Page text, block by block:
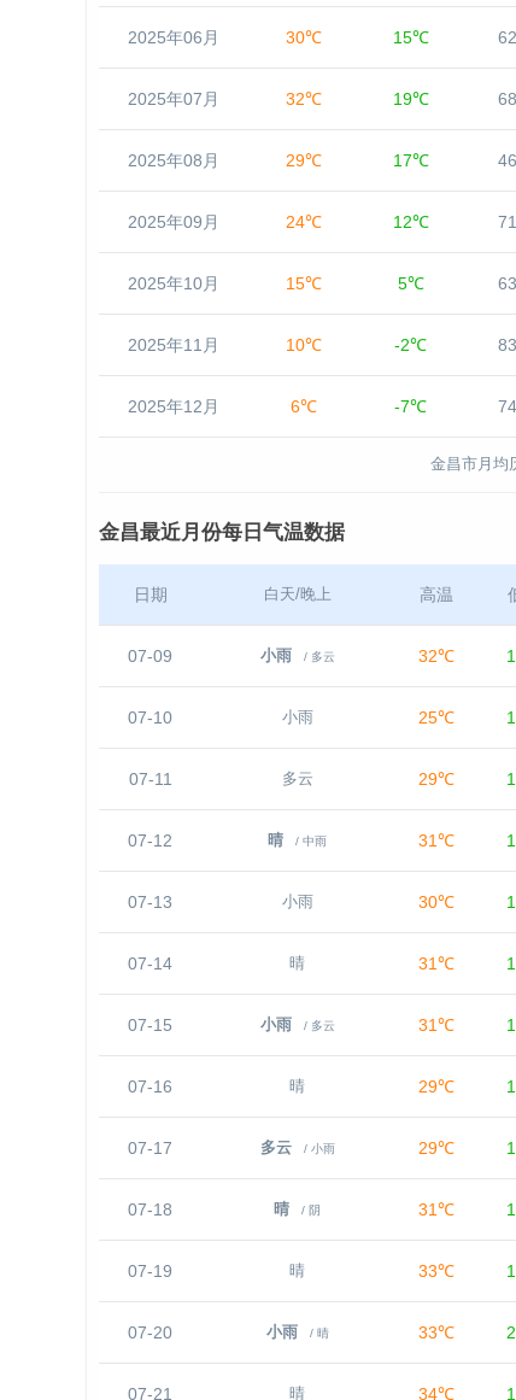
2025年06月 30℃ 15℃
2025年07月 32℃ 19℃
2025年08月 29℃ 17℃
2025年09月 24℃ 12℃
2025年10月 15℃ 5℃
2025年11月 10℃ -2℃
2025年12月 6℃ -7℃
金昌市月均
金昌最近月份每日气温数据
日期 白天/晚上 高温
07-09 小雨 / 多云 32℃
07-10 小雨 25℃
07-11 多云 29℃
07-12 晴 / 中雨 31℃
07-13 小雨 30℃
07-14 晴 31℃
07-15 小雨 / 多云 31℃
07-16 晴 29℃
07-17 多云 / 小雨 29℃
07-18 晴 / 阴 31℃
07-19 晴 33℃
07-20 小雨 / 晴 33℃
07-21 晴 34℃